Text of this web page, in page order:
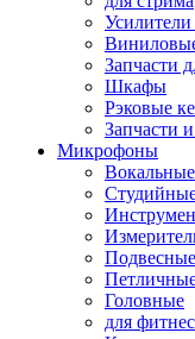
Запчасти
Шкафы
Рэковые
Запчасти
Микрофоны
Вокальные
Подвесные
Головные
для